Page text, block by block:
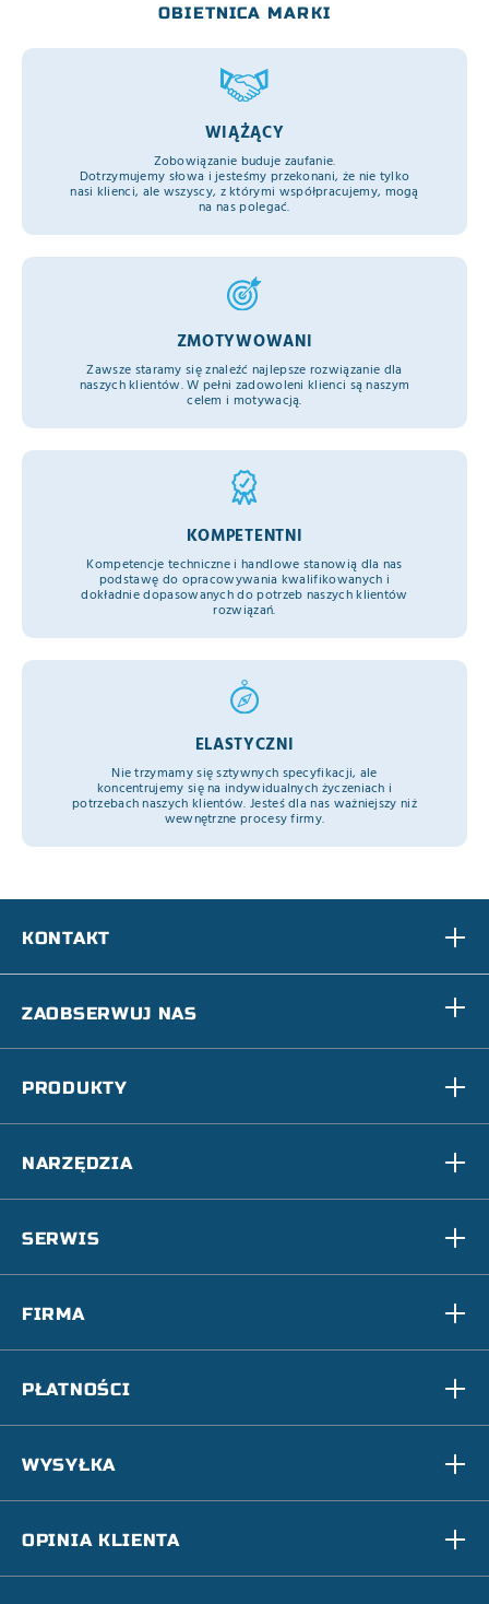
OBIETNICA MARKI
WIĄŻĄCY
Zobowiązanie buduje zaufanie.
Dotrzymujemy słowa i jesteśmy przekonani, że nie tylko
nasi klienci, ale wszyscy, z którymi współpracujemy, mogą
na nas polegać.
ZMOTYWOWANI
Zawsze staramy się znaleźć najlepsze rozwiązanie dla
naszych klientów. W pełni zadowoleni klienci są naszym
celem i motywacją.
KOMPETENTNI
Kompetencje techniczne i handlowe stanowią dla nas
podstawę do opracowywania kwalifikowanych i
dokładnie dopasowanych do potrzeb naszych klientów
rozwiązań.
ELASTYCZNI
Nie trzymamy się sztywnych specyfikacji, ale
koncentrujemy się na indywidualnych życzeniach i
potrzebach naszych klientów. Jesteś dla nas ważniejszy niż
wewnętrzne procesy firmy.
KONTAKT
ZAOBSERWUJ NAS
PRODUKTY
NARZĘDZIA
SERWIS
FIRMA
PŁATNOŚCI
WYSYŁKA
OPINIA KLIENTA